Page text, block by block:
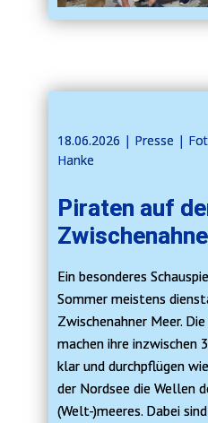
18.06.2026 | ​​Presse |
Hanke
Piraten auf
Ein besonderes
Sommer meistens
Zwischenahner Meer.
machen ihre inzwischen
klar und durchpflügen
der Nordsee die Wellen
(Welt-)meeres. Dabei